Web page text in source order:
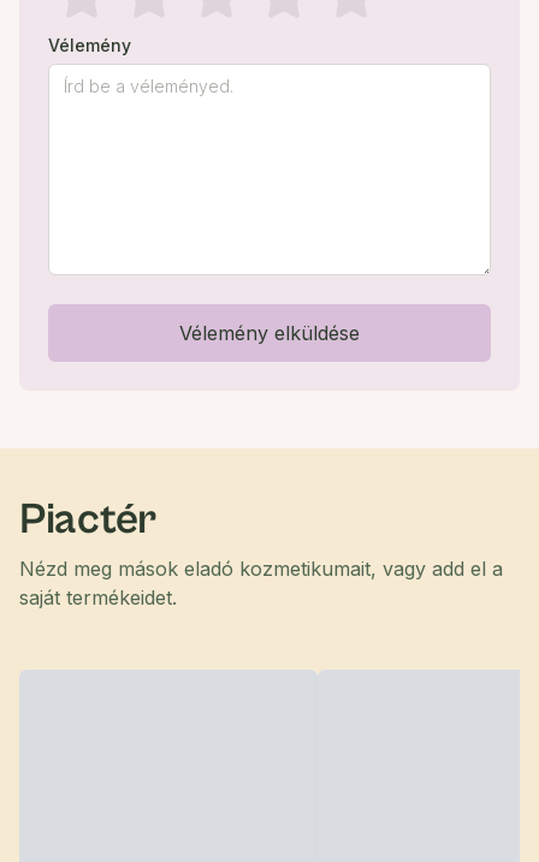
Vélemény
Vélemény elküldése
Piactér
Nézd meg mások eladó kozmetikumait, vagy add el a
saját termékeidet.